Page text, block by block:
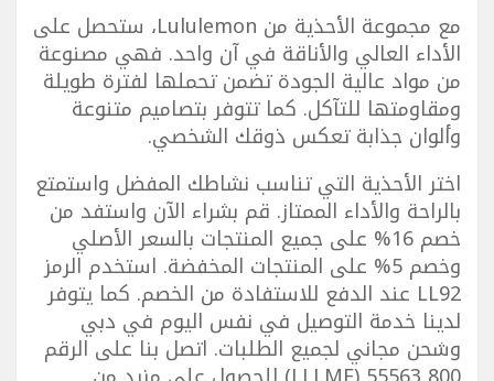
مع مجموعة الأحذية من Lululemon، ستحصل على
الأداء العالي والأناقة في آن واحد. فهي مصنوعة
من مواد عالية الجودة تضمن تحملها لفترة طويلة
ومقاومتها للتآكل. كما تتوفر بتصاميم متنوعة
وألوان جذابة تعكس ذوقك الشخصي.
اختر الأحذية التي تناسب نشاطك المفضل واستمتع
بالراحة والأداء الممتاز. قم بشراء الآن واستفد من
خصم 16% على جميع المنتجات بالسعر الأصلي
وخصم 5% على المنتجات المخفضة. استخدم الرمز
LL92 عند الدفع للاستفادة من الخصم. كما يتوفر
لدينا خدمة التوصيل في نفس اليوم في دبي
وشحن مجاني لجميع الطلبات. اتصل بنا على الرقم